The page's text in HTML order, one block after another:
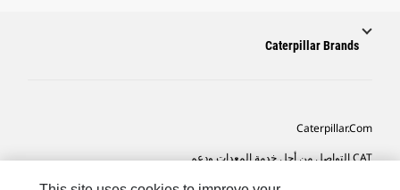
Caterpillar Brands
Caterpillar.com
CAT التواصل من أجل خدمة المعدات ودعم
تفضيلات التسويق الخاصة بي